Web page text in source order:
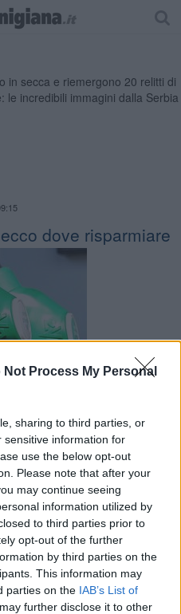
Not Process My Personal
sharing to third parties, or
sensitive information for
use the below opt-out
Please note that after your
may continue seeing
information utilized by
to third parties prior to
opt-out of the further
by third parties on the
This information may
parties on the IAB’s List of
further disclose it to other
dove risparmiare
in provincia di Massa-
impianti più economici dove
—Questi i prezzi dei carburanti
dal Ministero dello